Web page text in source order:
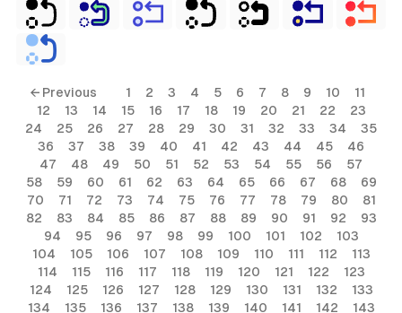
← Previous 1 2 3 4 5 6 7 8 9 10
11
12
13 14 15 16 17 18 19 20 21 22
23
24
25 26 27 28 29 30 31 32 33 34
35
36
37 38 39 40 41 42 43 44 45
46
47
48 49 50 51 52 53 54 55 56
57
58
59 60 61 62 63 64 65 66 67 68
69
70
71 72 73 74 75 76 77 78 79 80
81
82
83 84 85 86 87 88 89 90 91 92
93
94
95 96 97 98 99 100 101 102
103
104
105 106 107 108 109 110 111 112
113
114
115 116 117 118 119 120 121 122
123
124
125 126 127 128 129 130 131 132
133
134
135 136 137 138 139 140 141 142 143